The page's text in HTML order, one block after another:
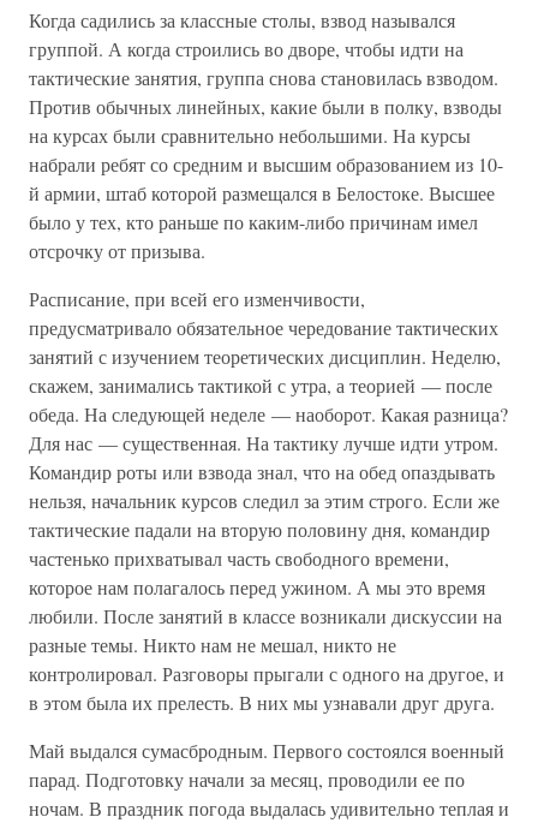
Когда садились за классные столы, взвод назывался
группой. А когда строились во дворе, чтобы идти на
тактические занятия, группа снова становилась взводом.
Против обычных линейных, какие были в полку, взводы
на курсах были сравнительно небольшими. На курсы
набрали ребят со средним и высшим образованием из 10-
й армии, штаб которой размещался в Белостоке. Высшее
было у тех, кто раньше по каким-либо причинам имел
отсрочку от призыва.
Расписание, при всей его изменчивости,
предусматривало обязательное чередование тактических
занятий с изучением теоретических дисциплин. Неделю,
скажем, занимались тактикой с утра, а теорией — после
обеда. На следующей неделе — наоборот. Какая разница?
Для нас — существенная. На тактику лучше идти утром.
Командир роты или взвода знал, что на обед опаздывать
нельзя, начальник курсов следил за этим строго. Если же
тактические падали на вторую половину дня, командир
частенько прихватывал часть свободного времени,
которое нам полагалось перед ужином. А мы это время
любили. После занятий в классе возникали дискуссии на
разные темы. Никто нам не мешал, никто не
контролировал. Разговоры прыгали с одного на другое, и
в этом была их прелесть. В них мы узнавали друг друга.
Май выдался сумасбродным. Первого состоялся военный
парад. Подготовку начали за месяц, проводили ее по
ночам. В праздник погода выдалась удивительно теплая и